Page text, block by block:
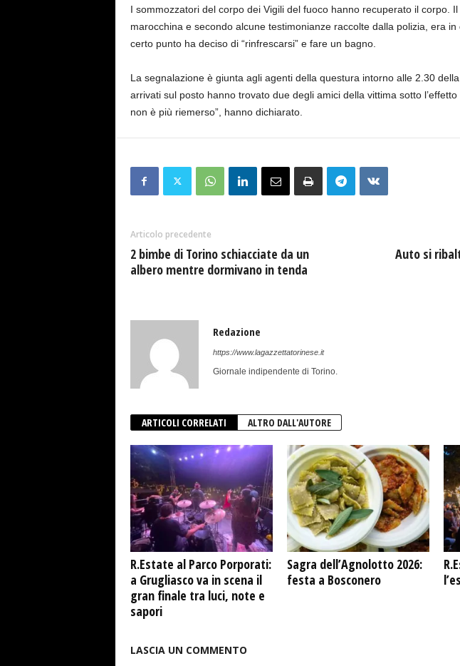
I sommozzatori del corpo dei Vigili del fuoco hanno recuperato il corpo.
marocchina e secondo alcune testimonianze raccolte dalla polizia, era
certo punto ha deciso di “rinfrescarsi” e fare un bagno.
La segnalazione è giunta agli agenti della questura intorno alle 2.30
arrivati sul posto hanno trovato due degli amici della vittima sotto
non è più riemerso”, hanno dichiarato.
Articolo precedente
2 bimbe di Torino schiacciate da un
albero mentre dormivano in tenda
Auto si
Redazione
https://www.lagazzettatorinese.it
Giornale indipendente di Torino.
ARTICOLI CORRELATI ALTRO DALL'AUTORE
R.Estate al Parco Porporati:
a Grugliasco va in scena il
gran finale tra luci, note e
sapori
Sagra dell’Agnolotto 2026:
festa a Bosconero
LASCIA UN COMMENTO